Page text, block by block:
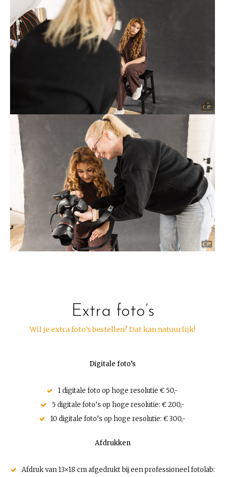
Extra foto’s
Wil je extra foto’s bestellen? Dat kan natuurlijk!
Digitale foto’s
1 digitale foto op hoge resolutie € 50,-
5 digitale foto’s op hoge resolutie: € 200,-
10 digitale foto’s op hoge resolutie: € 300,-
Afdrukken
Afdruk van 13×18 cm afgedrukt bij een professioneel fotolab: